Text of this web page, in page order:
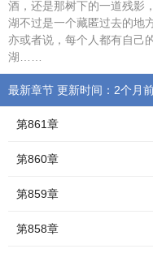
酒，还是那树下的一道残影
湖不过是一个藏匿过去的地
亦或者说，每个人都有自己
湖……
最新章节 更新时间：2个月
第861章
第860章
第859章
第858章